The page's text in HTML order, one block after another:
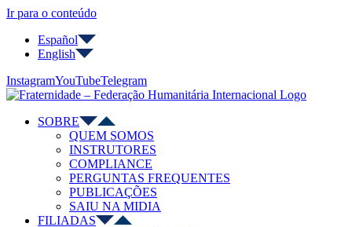
Ir para o conteúdo
Español
English
InstagramYouTubeTelegram
SOBRE
QUEM SOMOS
INSTRUTORES
COMPLIANCE
PERGUNTAS FREQUENTES
PUBLICAÇÕES
SAIU NA MIDIA
FILIADAS